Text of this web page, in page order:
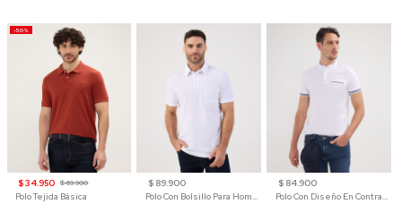
-50%
$ 34.950 $ 69.900
Polo Tejida Básica
$ 89.900
Polo Con Bolsillo Para Hombre
$ 84.900
Polo Con Diseño En Contraste